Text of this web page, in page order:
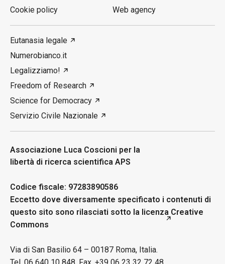
Cookie policy
Web agency
Eutanasia legale
Numerobianco.it
Legalizziamo!
Freedom of Research
Science for Democracy
Servizio Civile Nazionale
Associazione Luca Coscioni per la
libertà di ricerca scientifica APS
Codice fiscale: 97283890586
Eccetto dove diversamente specificato i contenuti di
questo sito sono rilasciati sotto la licenza Creative
Commons
Via di San Basilio 64 – 00187 Roma, Italia.
Tel. 06 640 10 848, Fax. +39 06 23 32 72 48